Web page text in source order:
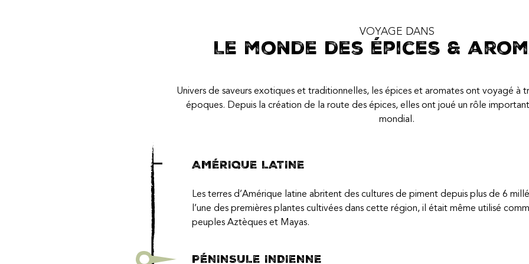
VOYAGE DANS
Le monde des épices &
Univers de saveurs exotiques et traditionnelles, les épices et aromates ont voyagé à
époques. Depuis la création de la route des épices, elles ont joué un rôle
mondial.
AMÉRIQUE LATINE
Les terres d’Amérique latine abritent des cultures de piment depuis plus de 6
l’une des premières plantes cultivées dans cette région, il était même utilisé
peuples Aztèques et Mayas.
PÉNINSULE INDIENNE